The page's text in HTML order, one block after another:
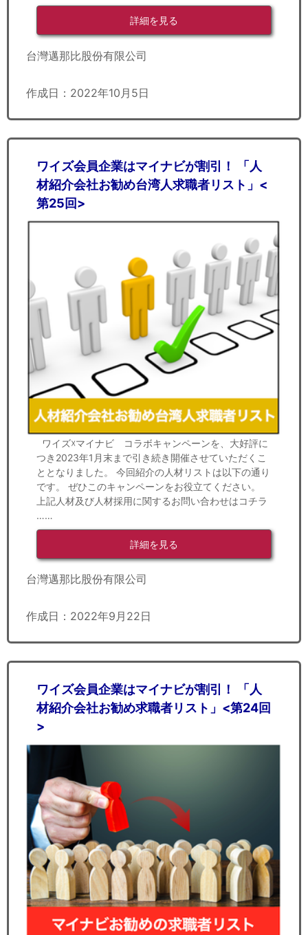
詳細を見る
台灣邁那比股份有限公司
作成日：2022年10月5日
ワイズ会員企業はマイナビが割引！ 「人
材紹介会社お勧め台湾人求職者リスト」<
第25回>
ワイズ☓マイナビ コラボキャンペーンを、大好評に
つき2023年1月末まで引き続き開催させていただくこ
ととなりました。 今回紹介の人材リストは以下の通り
です。 ぜひこのキャンペーンをお役立てください。
上記人材及び人材採用に関するお問い合わせはコチラ
……
詳細を見る
台灣邁那比股份有限公司
作成日：2022年9月22日
ワイズ会員企業はマイナビが割引！ 「人
材紹介会社お勧め求職者リスト」<第24回
>